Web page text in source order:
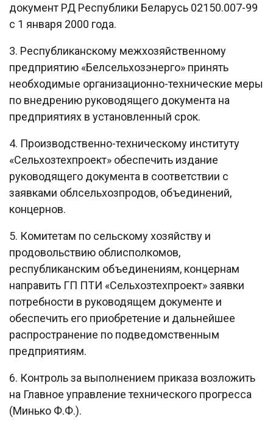
документ РД Республики Беларусь 02150.007-99
с 1 января 2000 года.
3. Республиканскому межхозяйственному
предприятию «Белсельхозэнерго» принять
необходимые организационно-технические меры
по внедрению руководящего документа на
предприятиях в установленный срок.
4. Производственно-техническому институту
«Сельхозтехпроект» обеспечить издание
руководящего документа в соответствии с
заявками облсельхозпродов, объединений,
концернов.
5. Комитетам по сельскому хозяйству и
продовольствию облисполкомов,
республиканским объединениям, концернам
направить ГП ПТИ «Сельхозтехпроект» заявки
потребности в руководящем документе и
обеспечить его приобретение и дальнейшее
распространение по подведомственным
предприятиям.
6. Контроль за выполнением приказа возложить
на Главное управление технического прогресса
(Минько Ф.Ф.).